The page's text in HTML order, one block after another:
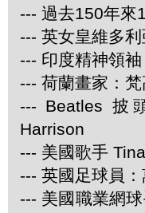
--- 過去150年來
--- 英女皇維多
--- 印度精神領
--- 荷蘭畫家：
--- Beatles 披
Harrison
--- 美國歌手
--- 英國足球員
--- 美國職業網